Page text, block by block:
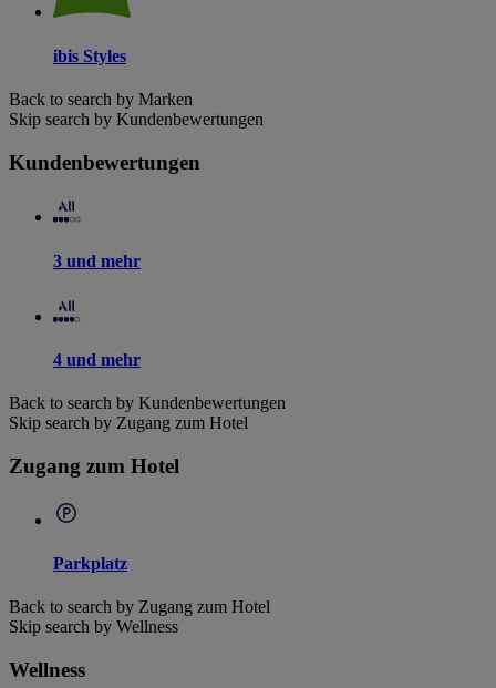
ibis Styles
Back to search by Marken
Skip search by Kundenbewertungen
Kundenbewertungen
3 und mehr
4 und mehr
Back to search by Kundenbewertungen
Skip search by Zugang zum Hotel
Zugang zum Hotel
Parkplatz
Back to search by Zugang zum Hotel
Skip search by Wellness
Wellness